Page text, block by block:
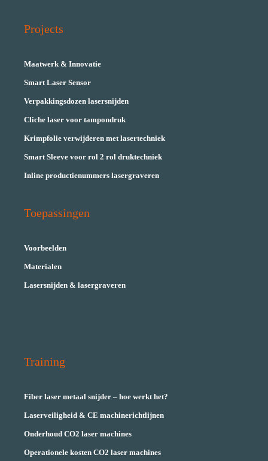
Projects
Maatwerk & Innovatie
Smart Laser Sensor
Verpakkingsdozen lasersnijden
Cliche laser voor tampondruk
Krimpfolie verwijderen met lasertechniek
Smart Sleeve voor rol 2 rol druktechniek
Inline productienummers lasergraveren
Toepassingen
Voorbeelden
Materialen
Lasersnijden & lasergraveren
Training
Fiber laser metaal snijder – hoe werkt het?
Laserveiligheid & CE machinerichtlijnen
Onderhoud CO2 laser machines
Operationele kosten CO2 laser machines